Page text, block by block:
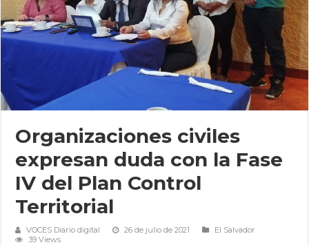
Organizaciones civiles
expresan duda con la Fase
IV del Plan Control
Territorial
VOCES Diario digital 26 de julio de 2021
El Salvador
39 Views